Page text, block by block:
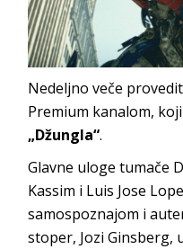
Nedeljno veče
Premium kanalom,
„Džungla“.
Glavne uloge tumače
Kassim i Luis Jose
samospoznajom i
stoper, Jozi Ginsberg,